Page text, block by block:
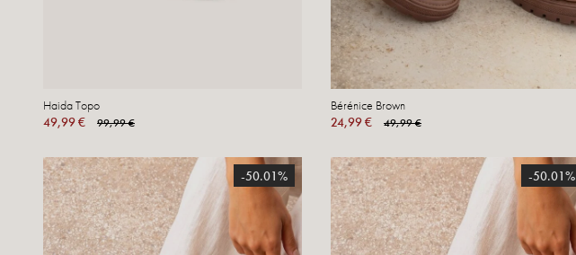
Haida Topo
49,99 €
99,99 €
Bérénice Brown
24,99 €
49,99 €
-50.01% -50.01%